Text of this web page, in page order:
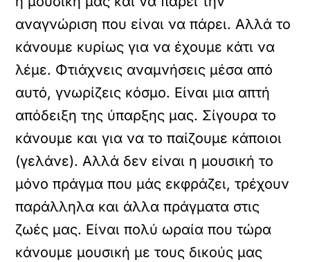
αναγνώριση που είναι να πάρει. Αλλά το
κάνουμε κυρίως για να έχουμε κάτι να
λέμε. Φτιάχνεις αναμνήσεις μέσα από
αυτό, γνωρίζεις κόσμο. Είναι μια απτή
απόδειξη της ύπαρξης μας. Σίγουρα το
κάνουμε και για να το παίζουμε κάποιοι
(γελάνε). Αλλά δεν είναι η μουσική το
μόνο πράγμα που μάς εκφράζει, τρέχουν
παράλληλα και άλλα πράγματα στις
ζωές μας. Είναι πολύ ωραία που τώρα
κάνουμε μουσική με τους δικούς μας